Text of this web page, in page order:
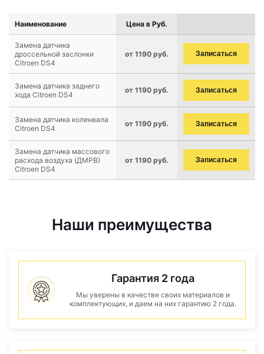
Наименование Цена в Руб.
Замена датчика
дроссельной заслонки
Citroen DS4
от 1190 руб. Записаться
Замена датчика заднего
хода Citroen DS4
от 1190 руб. Записаться
Замена датчика коленвала
Citroen DS4
от 1190 руб. Записаться
Замена датчика массового
расхода воздуха (ДМРВ)
Citroen DS4
от 1190 руб. Записаться
Наши преимущества
Гарантия 2 года
Мы уверены в качестве своих материалов и
комплектующих, и даем на них гарантию 2 года.